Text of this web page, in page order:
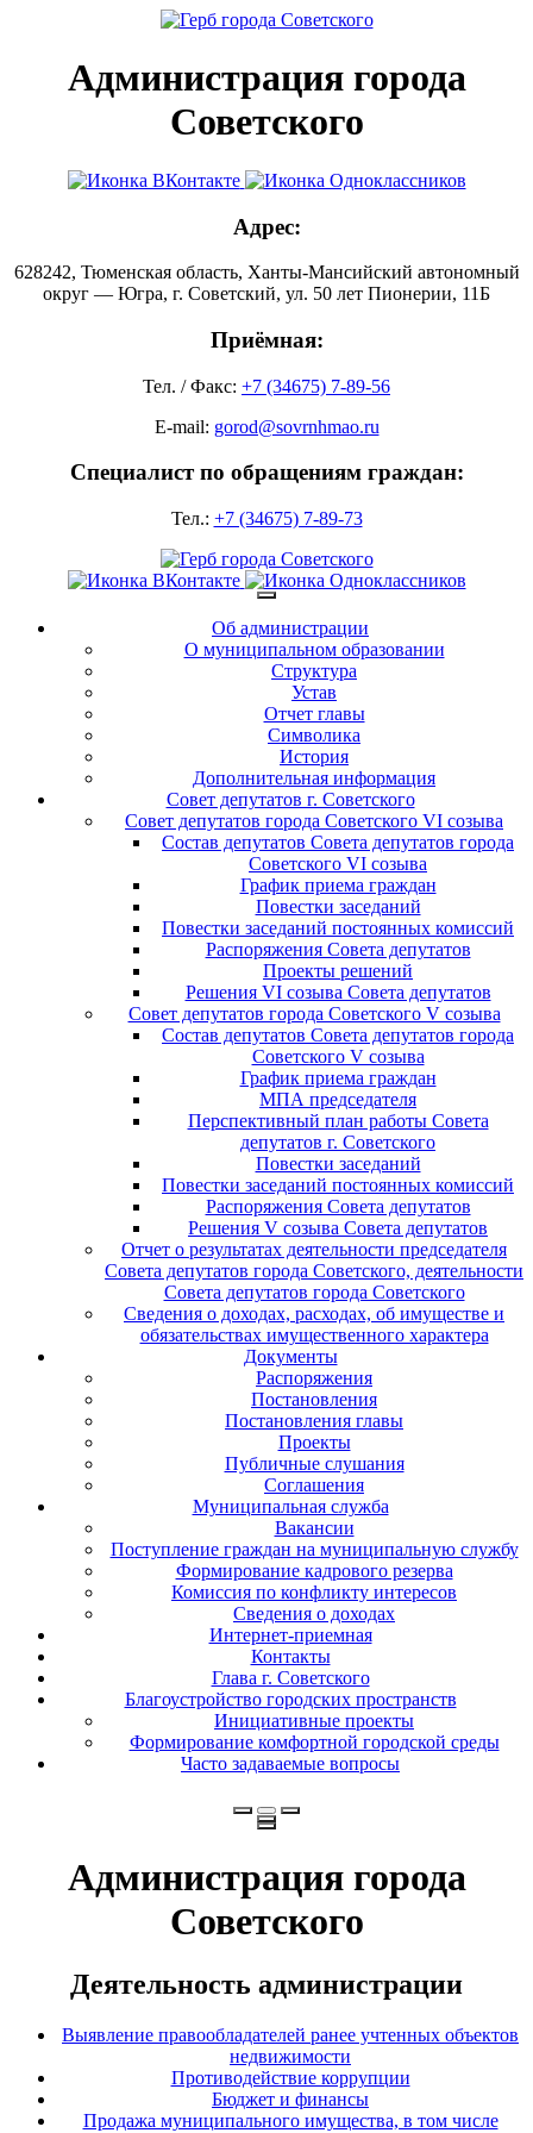
Администрация города
Советского
Адрес:
628242, Тюменская область, Ханты-Мансийский автономный
округ — Югра, г. Советский, ул. 50 лет Пионерии, 11Б
Приёмная:
Тел. / Факс: +7 (34675) 7-89-56
E-mail: gorod@sovrnhmao.ru
Специалист по обращениям граждан:
Тел.: +7 (34675) 7-89-73
Об администрации
О муниципальном образовании
Структура
Устав
Отчет главы
Символика
История
Дополнительная информация
Совет депутатов г. Советского
Совет депутатов города Советского VI созыва
Состав депутатов Совета депутатов города
Советского VI созыва
График приема граждан
Повестки заседаний
Повестки заседаний постоянных комиссий
Распоряжения Совета депутатов
Проекты решений
Решения VI созыва Совета депутатов
Совет депутатов города Советского V созыва
Состав депутатов Совета депутатов города
Советского V созыва
График приема граждан
МПА председателя
Перспективный план работы Совета
депутатов г. Советского
Повестки заседаний
Повестки заседаний постоянных комиссий
Распоряжения Совета депутатов
Решения V созыва Совета депутатов
Отчет о результатах деятельности председателя
Совета депутатов города Советского, деятельности
Совета депутатов города Советского
Сведения о доходах, расходах, об имуществе и
обязательствах имущественного характера
Документы
Распоряжения
Постановления
Постановления главы
Проекты
Публичные слушания
Соглашения
Муниципальная служба
Вакансии
Поступление граждан на муниципальную службу
Формирование кадрового резерва
Комиссия по конфликту интересов
Сведения о доходах
Интернет-приемная
Контакты
Глава г. Советского
Благоустройство городских пространств
Инициативные проекты
Формирование комфортной городской среды
Часто задаваемые вопросы
Администрация города
Советского
Деятельность администрации
Выявление правообладателей ранее учтенных объектов
недвижимости
Противодействие коррупции
Бюджет и финансы
Продажа муниципального имущества, в том числе